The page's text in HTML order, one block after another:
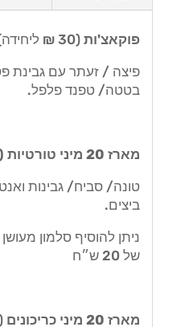
פוקאצ'ות (30 ₪ ליחידה)
פיצה / זעתר עם גבינת
בטטה/ טפנד פלפל.
מארז 20 מיני טורטיות (מיקס)
טונה/ סביח/ גבינות
ביצים.
ניתן להוסיף סלמון
של 20 ש״ח
מארז 20 מיני כריכונים
₪)